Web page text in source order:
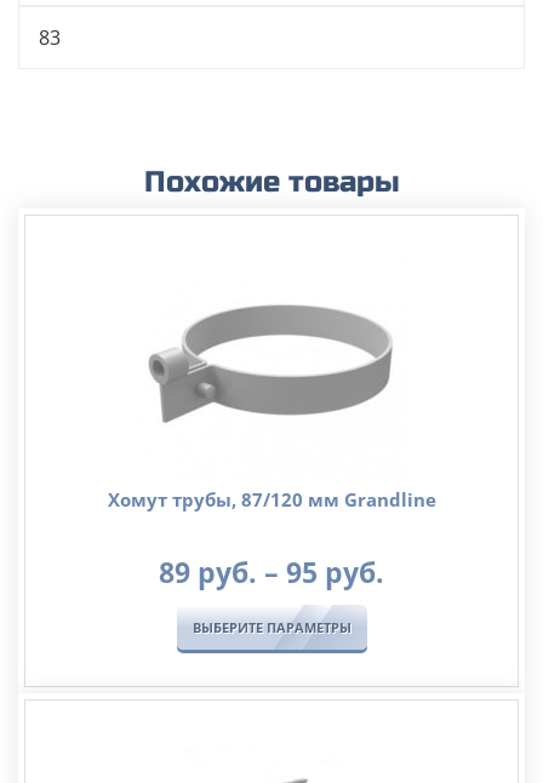
83
Похожие товары
Хомут трубы, 87/120 мм Grandline
89 руб. – 95 руб.
–
ВЫБЕРИТЕ ПАРАМЕТРЫ